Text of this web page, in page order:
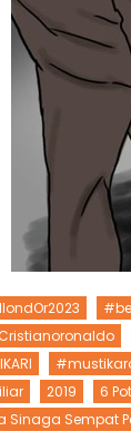
2019 6
Sinaga Sempat